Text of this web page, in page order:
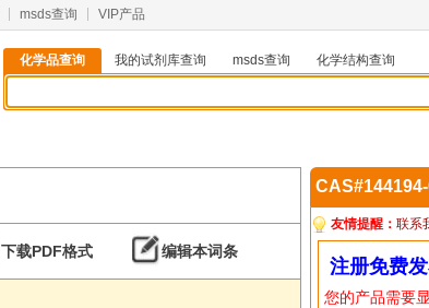
msds查询 VIP产品
化学品查询 我的试剂库查询 msds查询
化学结构查询
下载PDF格式 编辑本词条
友情提醒： 联系
注册免费
您的产品需要